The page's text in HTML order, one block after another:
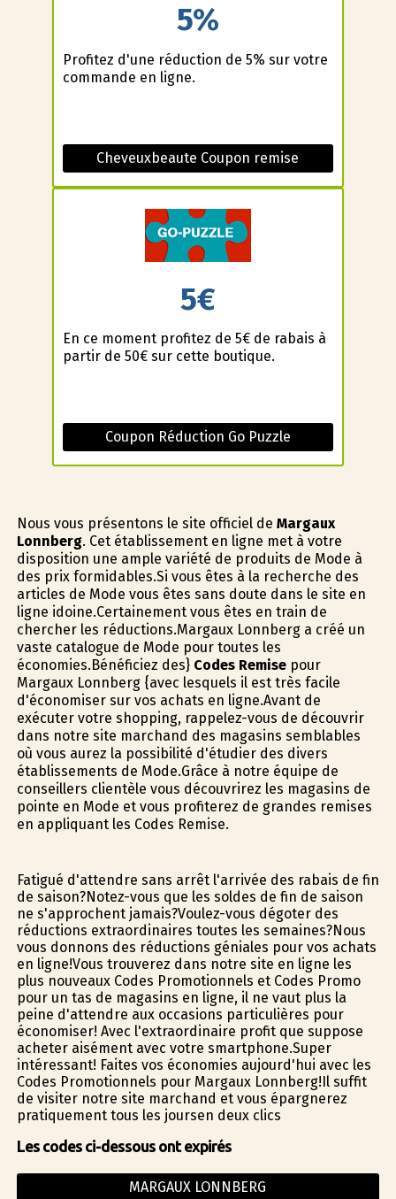
5%
Profitez d'une réduction de 5% sur votre
commande en ligne.
Cheveuxbeaute Coupon remise
5€
En ce moment profitez de 5€ de rabais à
partir de 50€ sur cette boutique.
Coupon Réduction Go Puzzle
Nous vous présentons le site officiel de Margaux
Lonnberg. Cet établissement en ligne met à votre
disposition une ample variété de produits de Mode à
des prix formidables.Si vous êtes à la recherche des
articles de Mode vous êtes sans doute dans le site en
ligne idoine.Certainement vous êtes en train de
chercher les réductions.Margaux Lonnberg a créé un
vaste catalogue de Mode pour toutes les
économies.Bénéficiez des} Codes Remisepour
Margaux Lonnberg {avec lesquels il est très facile
d'économiser sur vos achats en ligne.Avant de
exécuter votre shopping, rappelez-vous de découvrir
dans notre site marchand des magasins semblables
où vous aurez la possibilité d'étudier des divers
établissements de Mode.Grâce à notre équipe de
conseillers clientèle vous découvrirez les magasins de
pointe en Mode et vous profiterez de grandes remises
en appliquant les Codes Remise.
Fatigué d'attendre sans arrêt l'arrivée des rabais de fin
de saison?Notez-vous que les soldes de fin de saison
ne s'approchent jamais?Voulez-vous dégoter des
réductions extraordinaires toutes les semaines?Nous
vous donnons des réductions géniales pour vos achats
en ligne!Vous trouverez dans notre site en ligne les
plus nouveaux Codes Promotionnels et Codes Promo
pour un tas de magasins en ligne, il ne vaut plus la
peine d'attendre aux occasions particulières pour
économiser! Avec l'extraordinaire profit que suppose
acheter aisément avec votre smartphone.Super
intéressant! Faites vos économies aujourd'hui avec les
Codes Promotionnels pour Margaux Lonnberg!Il suffit
de visiter notre site marchand et vous épargnerez
pratiquement tous les joursen deux clics
Les codes ci-dessous ont expirés
MARGAUX LONNBERG